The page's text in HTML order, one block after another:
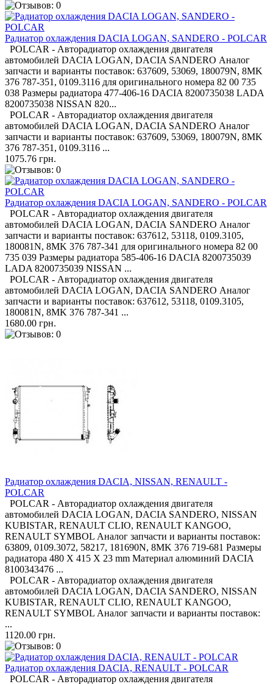
Радиатор охлаждения DACIA LOGAN, SANDERO - POLCAR
POLCAR - Авторадиатор охлаждения двигателя
автомобилей DACIA LOGAN, DACIA SANDERO Аналог
запчасти и варианты поставок: 637609, 53069, 180079N, 8MK
376 787-351, 0109.3116 для оригинального номера 82 00 735
038 Размеры радиатора 477-406-16 DACIA 8200735038 LADA
8200735038 NISSAN 820...
POLCAR - Авторадиатор охлаждения двигателя
автомобилей DACIA LOGAN, DACIA SANDERO Аналог
запчасти и варианты поставок: 637609, 53069, 180079N, 8MK
376 787-351, 0109.3116 ...
1075.76 грн.
Радиатор охлаждения DACIA LOGAN, SANDERO - POLCAR
POLCAR - Авторадиатор охлаждения двигателя
автомобилей DACIA LOGAN, DACIA SANDERO Аналог
запчасти и варианты поставок: 637612, 53118, 0109.3105,
180081N, 8MK 376 787-341 для оригинального номера 82 00
735 039 Размеры радиатора 585-406-16 DACIA 8200735039
LADA 8200735039 NISSAN ...
POLCAR - Авторадиатор охлаждения двигателя
автомобилей DACIA LOGAN, DACIA SANDERO Аналог
запчасти и варианты поставок: 637612, 53118, 0109.3105,
180081N, 8MK 376 787-341 ...
1680.00 грн.
Радиатор охлаждения DACIA, NISSAN, RENAULT -
POLCAR
POLCAR - Авторадиатор охлаждения двигателя
автомобилей DACIA LOGAN, DACIA SANDERO, NISSAN
KUBISTAR, RENAULT CLIO, RENAULT KANGOO,
RENAULT SYMBOL Аналог запчасти и варианты поставок:
63809, 0109.3072, 58217, 181690N, 8MK 376 719-681 Размеры
радиатора 480 X 415 X 23 mm Материал алюминий DACIA
8100343476 ...
POLCAR - Авторадиатор охлаждения двигателя
автомобилей DACIA LOGAN, DACIA SANDERO, NISSAN
KUBISTAR, RENAULT CLIO, RENAULT KANGOO,
RENAULT SYMBOL Аналог запчасти и варианты поставок:
...
1120.00 грн.
Радиатор охлаждения DACIA, RENAULT - POLCAR
POLCAR - Авторадиатор охлаждения двигателя